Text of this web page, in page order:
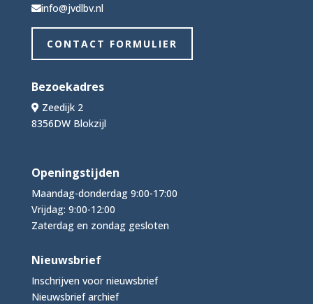
info@jvdlbv.nl
CONTACT FORMULIER
Bezoekadres
Zeedijk 2
8356DW Blokzijl
Openingstijden
Maandag-donderdag 9:00-17:00
Vrijdag: 9:00-12:00
Zaterdag en zondag gesloten
Nieuwsbrief
Inschrijven voor nieuwsbrief
Nieuwsbrief archief